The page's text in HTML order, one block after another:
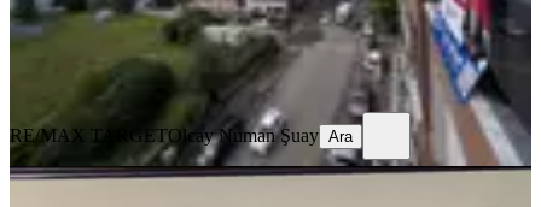
RE/MAX TARGETOlcay Numan Şuay
RE/MAX TARGETOlcay Numan Şuay Ara
SIFIR BİNA